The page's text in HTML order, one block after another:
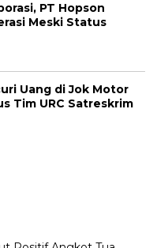
PT Hopson
Meski Status
Uang di Jok Motor
Tim URC Satreskrim